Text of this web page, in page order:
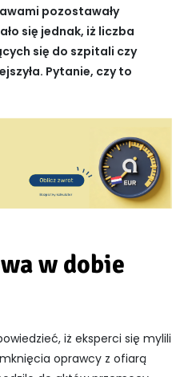
pozostawały
się jednak, iż liczba
się do szpitali czy
Pytanie, czy to
w dobie
iż eksperci się mylili
oprawcy z ofiarą